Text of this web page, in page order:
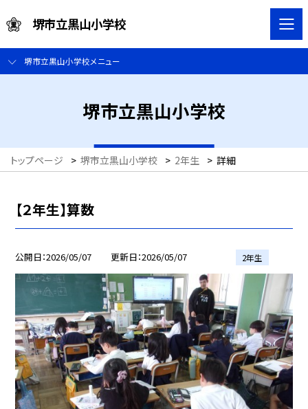
堺市立黒山小学校
堺市立黒山小学校メニュー
堺市立黒山小学校
トップページ > 堺市立黒山小学校 > 2年生 > 詳細
【２年生】算数
公開日 2026/05/07 更新日 2026/05/07 2年生